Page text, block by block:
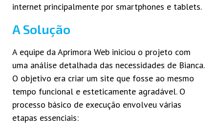
internet principalmente por smartphones e tablets.
A Solução
A equipe da Aprimora Web iniciou o projeto com
uma análise detalhada das necessidades de Bianca.
O objetivo era criar um site que fosse ao mesmo
tempo funcional e esteticamente agradável. O
processo básico de execução envolveu várias
etapas essenciais: